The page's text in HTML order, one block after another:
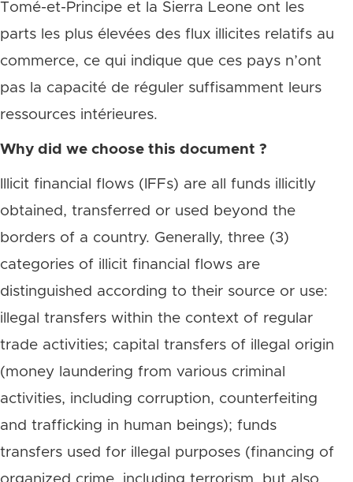
Tomé-et-Principe et la Sierra Leone ont les
parts les plus élevées des flux illicites relatifs au
commerce, ce qui indique que ces pays n’ont
pas la capacité de réguler suffisamment leurs
ressources intérieures.
Why did we choose this document ?
Illicit financial flows (IFFs) are all funds illicitly
obtained, transferred or used beyond the
borders of a country. Generally, three (3)
categories of illicit financial flows are
distinguished according to their source or use:
illegal transfers within the context of regular
trade activities; capital transfers of illegal origin
(money laundering from various criminal
activities, including corruption, counterfeiting
and trafficking in human beings); funds
transfers used for illegal purposes (financing of